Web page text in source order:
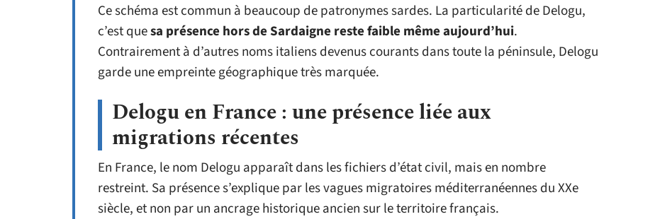
Ce schéma est commun à beaucoup de patronymes sardes. La particularité de Delogu,
c’est quesa présence hors de Sardaigne reste faible même aujourd’hui.
Contrairement à d’autres noms italiens devenus courants dans toute la péninsule, Delogu
garde une empreinte géographique très marquée.
Delogu en France : une présence liée aux
migrations récentes
En France, le nom Delogu apparaît dans les fichiers d’état civil, mais en nombre
restreint. Sa présence s’explique par les vagues migratoires méditerranéennes du XXe
siècle, et non par un ancrage historique ancien sur le territoire français.